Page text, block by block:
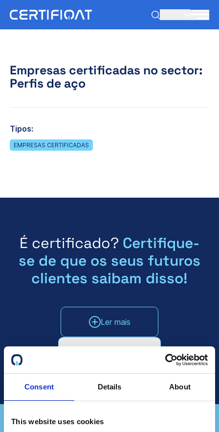
Consent Details About
This website uses cookies
Empresas certificadas no sector:
Perfis de aço
Tipos:
EMPRESAS CERTIFICADAS
É certificado? Certifique-
se de que os seus futuros
clientes saibam disso!
Ler mais